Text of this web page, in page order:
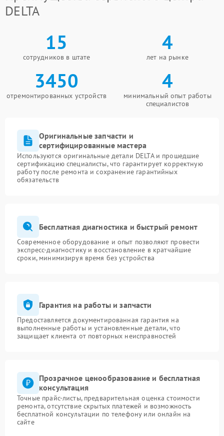
DELTA
15
сотрудников в штате
4
лет на рынке
3450
отремонтированных устройств
4
минимальный опыт работы
специалистов
Оригинальные запчасти и
сертифицированные мастера
Используются оригинальные детали DELTA и прошедшие
сертификацию специалисты, что гарантирует корректную
работу после ремонта и сохранение гарантийных
обязательств
Бесплатная диагностика и быстрый ремонт
Современное оборудование и опыт позволяют провести
экспресс-диагностику и восстановление в кратчайшие
сроки, минимизируя время без устройства
Гарантия на работы и запчасти
Предоставляется документированная гарантия на
выполненные работы и установленные детали, что
защищает клиента от повторных неисправностей
Прозрачное ценообразование и бесплатная
консультация
Точные прайс-листы, предварительная оценка стоимости
ремонта, отсутствие скрытых платежей и возможность
бесплатной консультации по телефону или онлайн на
сайте